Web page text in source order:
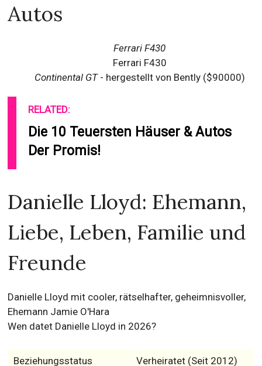
Autos
Ferrari F430
Ferrari F430
Continental GT- hergestellt von Bently ($90000)
RELATED:
Die 10 Teuersten Häuser & Autos
Der Promis!
Danielle Lloyd: Ehemann,
Liebe, Leben, Familie und
Freunde
Danielle Lloyd mit cooler, rätselhafter, geheimnisvoller,
Ehemann Jamie O'Hara
Wen datet Danielle Lloyd in 2026?
Beziehungsstatus Verheiratet (Seit 2012)